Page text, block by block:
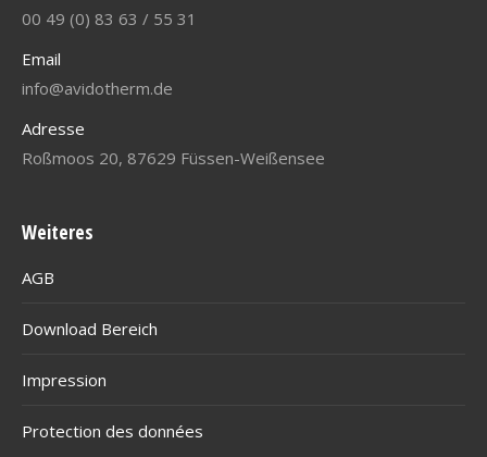
00 49 (0) 83 63 / 55 31
Email
info@avidotherm.de
Adresse
Roßmoos 20, 87629 Füssen-Weißensee
Weiteres
AGB
Download Bereich
Impression
Protection des données